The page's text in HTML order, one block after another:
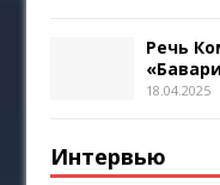
Речь
18.04.2025
Интервью